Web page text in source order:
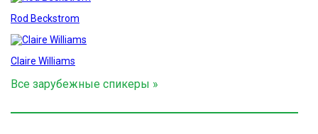
Rod Beckstrom
Claire Williams
Все зарубежные спикеры »